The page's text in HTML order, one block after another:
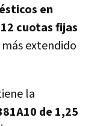
en
cuotas fijas
extendido
la
de 1,25